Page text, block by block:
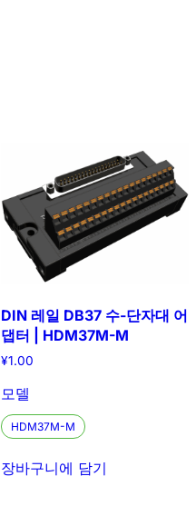
DIN 레일 DB37 수-단자대 어
댑터 | HDM37M-M
¥1.00
모델
HDM37M-M
장바구니에 담기